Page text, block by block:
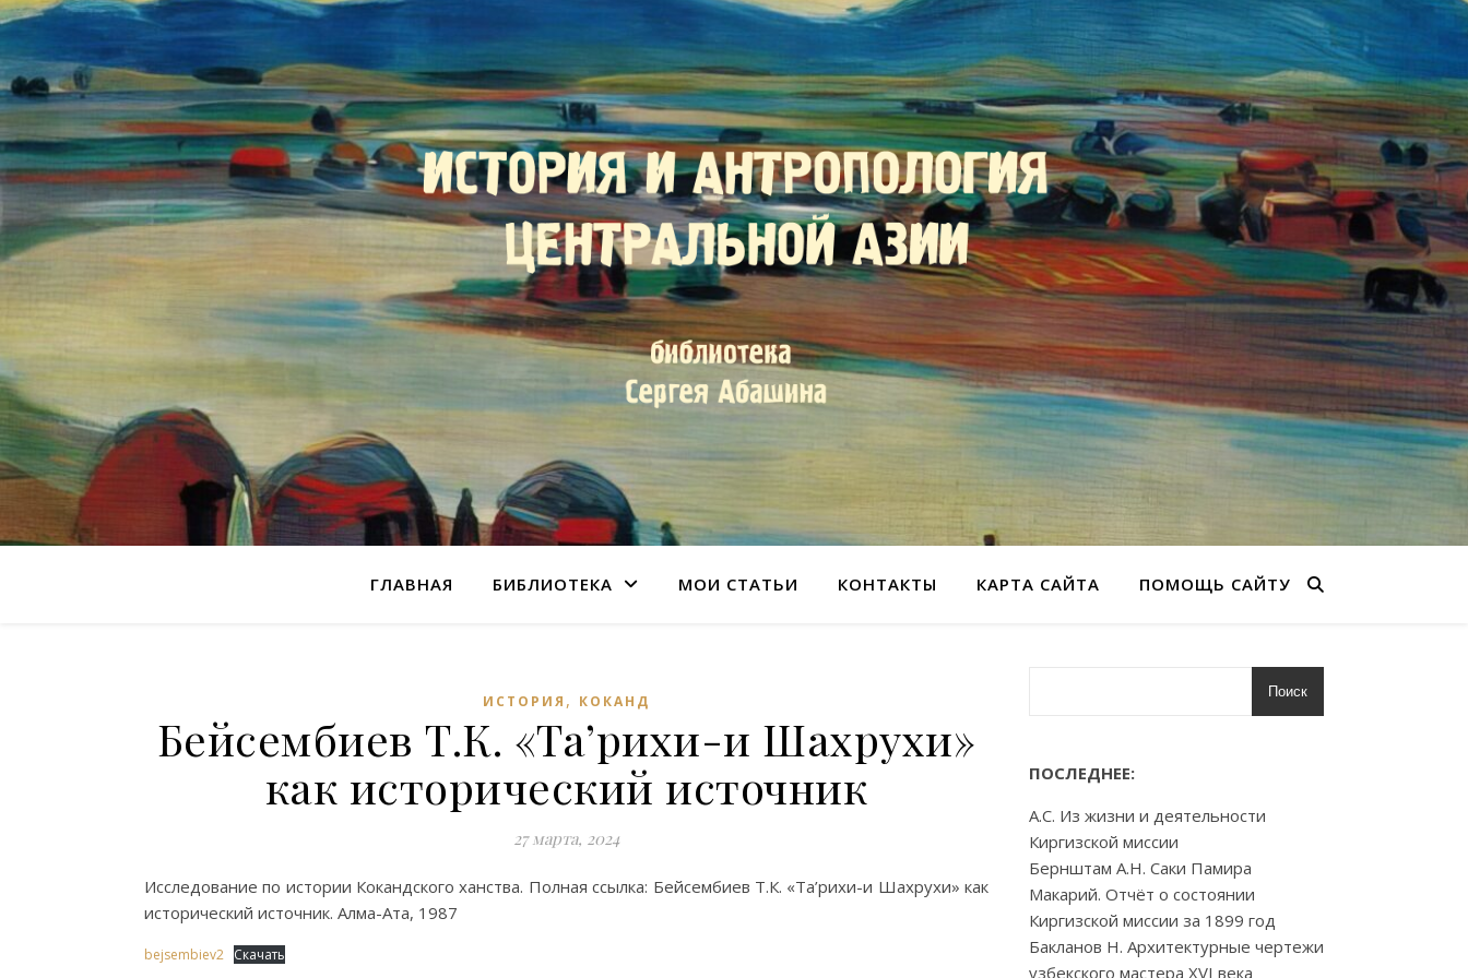
ГЛАВНАЯ БИБЛИОТЕКА МОИ СТАТЬИ КОНТАКТЫ КАРТА САЙТА ПОМОЩЬ САЙТУ
ИСТОРИЯ , КОКАНД
Бейсембиев Т.К. «Та’рихи-и Шахрухи»
как исторический источник
27 марта, 2024
Исследование по истории Кокандского ханства. Полная ссылка: Бейсембиев Т.К. «Та’рихи-и Шахрухи» как
исторический источник. Алма-Ата, 1987
bejsembiev2 Скачать
Поиск
ПОСЛЕДНЕЕ:
А.С. Из жизни и деятельности
Киргизской миссии
Бернштам А.Н. Саки Памира
Макарий. Отчёт о состоянии
Киргизской миссии за 1899 год
Бакланов Н. Архитектурные чертежи
узбекского мастера XVI века